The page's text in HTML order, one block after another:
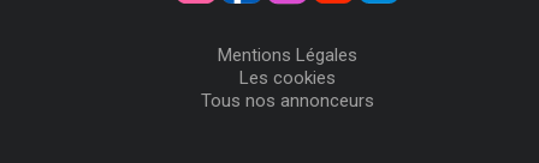
Mentions Légales
Les cookies
Tous nos annonceurs